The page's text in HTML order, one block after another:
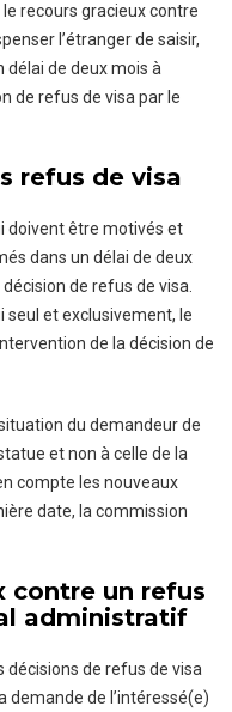
recours gracieux contre
l’étranger de saisir,
délai de deux mois à
de refus de visa par le
refus de visa
doivent être motivés et
dans un délai de deux
de refus de visa.
seul et exclusivement, le
de la décision de
du demandeur de
et non à celle de la
compte les nouveaux
date, la commission
contre un refus
administratif
décisions de refus de visa
demande de l’intéressé(e)